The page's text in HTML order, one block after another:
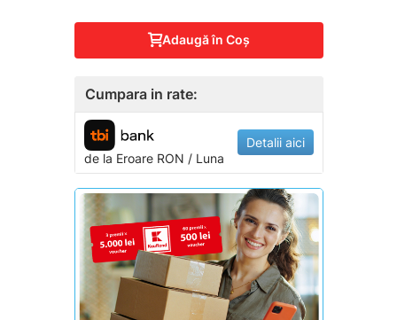
Adaugă în Coş
Cumpara in rate:
de la EroareRON / Luna
Detalii aici